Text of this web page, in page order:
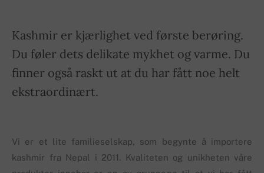
Kashmir er kjærlighet ved første berøring.
Du føler dets delikate mykhet og varme. Du
finner også raskt ut at du har fått noe helt
ekstraordinært.
Vi er et lite familieselskap, som begynte å importere
kashmir fra Nepal i 2011. Kvaliteten og unikheten våre